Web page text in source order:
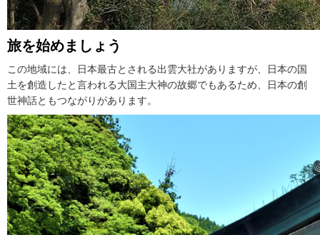
旅を始めましょう
この地域には、日本最古とされる出雲大社がありますが、日本の国
土を創造したと言われる大国主大神の故郷でもあるため、日本の創
世神話ともつながりがあります。